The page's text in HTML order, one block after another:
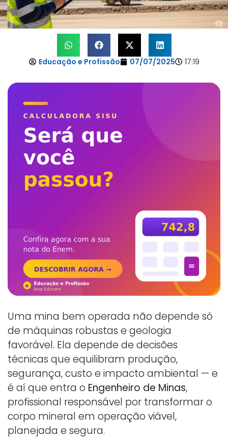
Educação e Profissão 07/07/2025 17:19
Uma mina bem operada não depende só
de máquinas robustas e geologia
favorável. Ela depende de decisões
técnicas que equilibram produção,
segurança, custo e impacto ambiental — e
é aí que entra o Engenheiro de Minas,
profissional responsável por transformar o
corpo mineral em operação viável,
planejada e segura.